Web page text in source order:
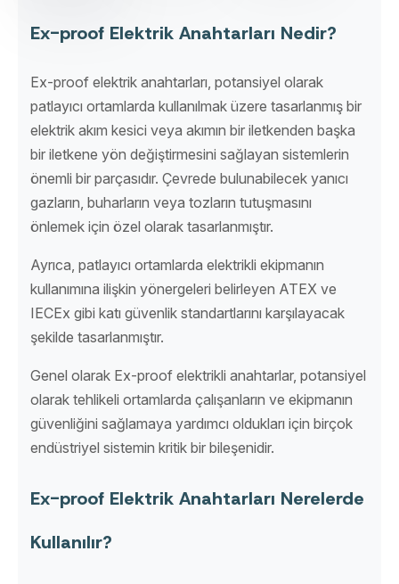
Ex-proof Elektrik Anahtarları Nedir?
Ex-proof elektrik anahtarları, potansiyel olarak
patlayıcı ortamlarda kullanılmak üzere tasarlanmış bir
elektrik akım kesici veya akımın bir iletkenden başka
bir iletkene yön değiştirmesini sağlayan sistemlerin
önemli bir parçasıdır. Çevrede bulunabilecek yanıcı
gazların, buharların veya tozların tutuşmasını
önlemek için özel olarak tasarlanmıştır.
Ayrıca, patlayıcı ortamlarda elektrikli ekipmanın
kullanımına ilişkin yönergeleri belirleyen ATEX ve
IECEx gibi katı güvenlik standartlarını karşılayacak
şekilde tasarlanmıştır.
Genel olarak Ex-proof elektrikli anahtarlar, potansiyel
olarak tehlikeli ortamlarda çalışanların ve ekipmanın
güvenliğini sağlamaya yardımcı oldukları için birçok
endüstriyel sistemin kritik bir bileşenidir.
Ex-proof Elektrik Anahtarları Nerelerde
Kullanılır?